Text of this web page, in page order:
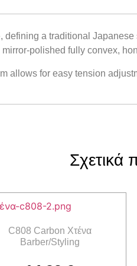
a traditional
polished fully convex,
allows for easy tension
Σχετικά
C808 Carbon Χτένα
Barber/Styling